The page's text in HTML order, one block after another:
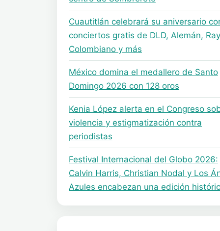
Cuautitlán celebrará su aniversario
conciertos gratis de DLD, Alemán,
Colombiano y más
México domina el medallero de Santo
Domingo 2026 con 128 oros
Kenia López alerta en el Congreso
violencia y estigmatización contra
periodistas
Festival Internacional del Globo 2026:
Calvin Harris, Christian Nodal y Los
Azules encabezan una edición